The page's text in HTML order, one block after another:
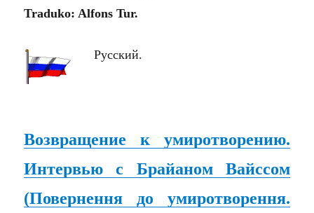
Traduko: Alfons Tur.
Русский.
Возвращение к умиротворению.
Интервью с Брайаном Вайссом
(Повернення до умиротворення.